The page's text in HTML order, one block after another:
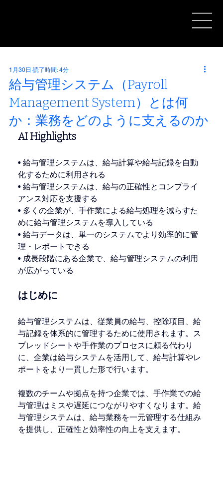
給与管理システム（Payroll
Management System）とは何
か：業務をどのように支えるのか
1月30日 読了時間: 4分
AI Highlights
• 給与管理システムは、給与計算や給与記録を自動
化するために利用される
• 給与管理システムは、給与の正確性とコンプライ
アンス対応を支援する
• 多くの企業が、手作業による給与処理を減らすた
めに給与管理システムを導入している
• 給与データは、単一のシステムでより効率的に管
理・レポートできる
• 成長段階にある企業で、給与管理システムの利用
が広がっている
はじめに
給与管理システムは、従業員の給与、控除項目、給
与記録を体系的に管理するために使用されます。ス
プレッドシートや手作業のプロセスに頼る代わり
に、企業は給与システムを活用して、給与計算やレ
ポートをより一貫した形で行います。
複数のチームや拠点を持つ企業では、手作業での給
与管理はミスや遅延につながりやすくなります。給
与管理システムは、給与業務を一元管理する仕組み
を提供し、正確性と効率性の向上を支えます。